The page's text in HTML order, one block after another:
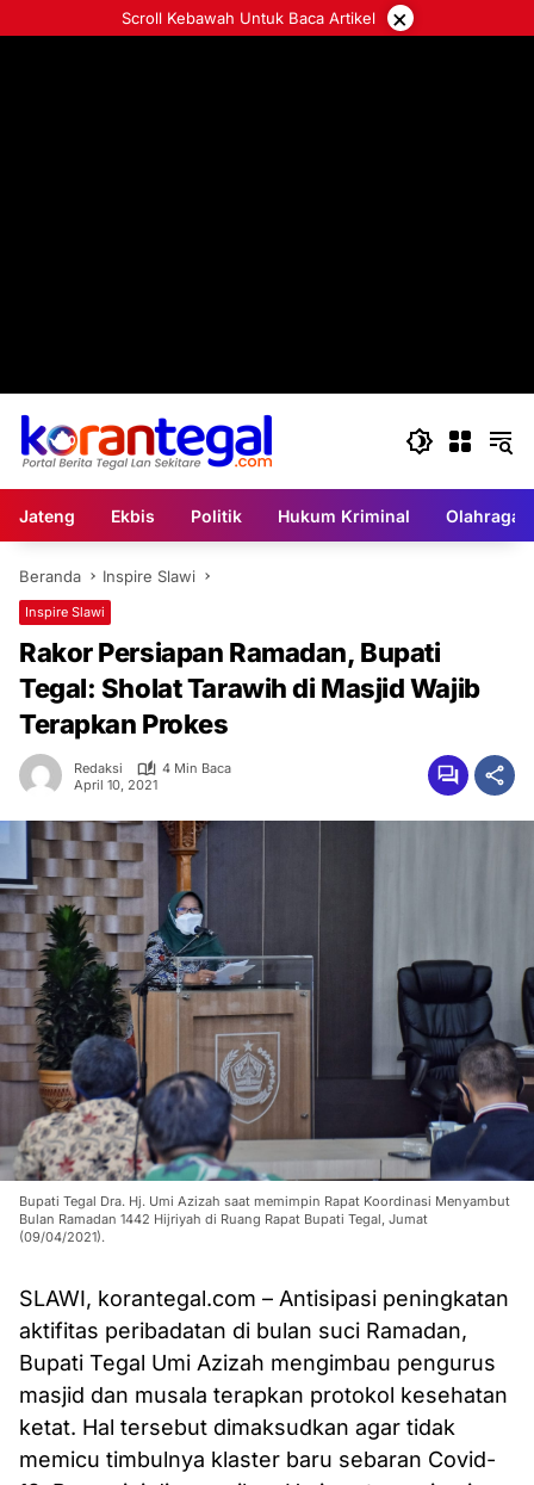
ke
Scroll Kebawah Untuk Baca Artikel ×
Jateng Ekbis Politik Hukum Kriminal Olahraga
Beranda Inspire Slawi
Inspire Slawi
Rakor Persiapan Ramadan, Bupati
Tegal: Sholat Tarawih di Masjid Wajib
Terapkan Prokes
Redaksi
4 Min Baca
April 10, 2021
Bupati Tegal Dra. Hj. Umi Azizah saat memimpin Rapat Koordinasi Menyambut
Bulan Ramadan 1442 Hijriyah di Ruang Rapat Bupati Tegal, Jumat
(09/04/2021).
SLAWI, korantegal.com – Antisipasi peningkatan
aktifitas peribadatan di bulan suci Ramadan,
Bupati Tegal Umi Azizah mengimbau pengurus
masjid dan musala terapkan protokol kesehatan
ketat. Hal tersebut dimaksudkan agar tidak
memicu timbulnya klaster baru sebaran Covid-